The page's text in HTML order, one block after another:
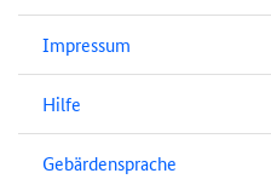
Impressum
Hilfe
Gebärdensprache